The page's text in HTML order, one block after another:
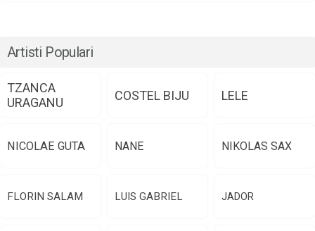
Artisti Populari
TZANCA
URAGANU
COSTEL BIJU LELE
NICOLAE GUTA NANE NIKOLAS SAX
FLORIN SALAM LUIS GABRIEL JADOR